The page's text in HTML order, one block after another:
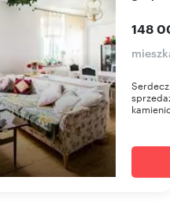
148